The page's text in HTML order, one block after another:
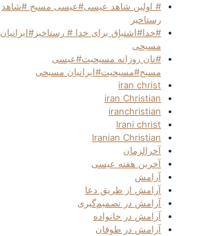
# اولین شاهد عیسی#عیسی مسیح #شاهد
رستاخیر
#خدا#اشتیاق برای خدا # رستاخیز#ایرانیان
مسیحی
#نان روزانه مسیحیت#عیسی
مسیح#مسیحیت#ایرانیان مسیحی
iran christ
iran Christian
iranchristian
Irani christ
Iranian Christian
آخرالزمان
آخرین هفته عیسی
آرامش
آرامش از طریق دعا
آرامش در تصمیم‌گیری
آرامش در خانواده
آرامش در طوفان